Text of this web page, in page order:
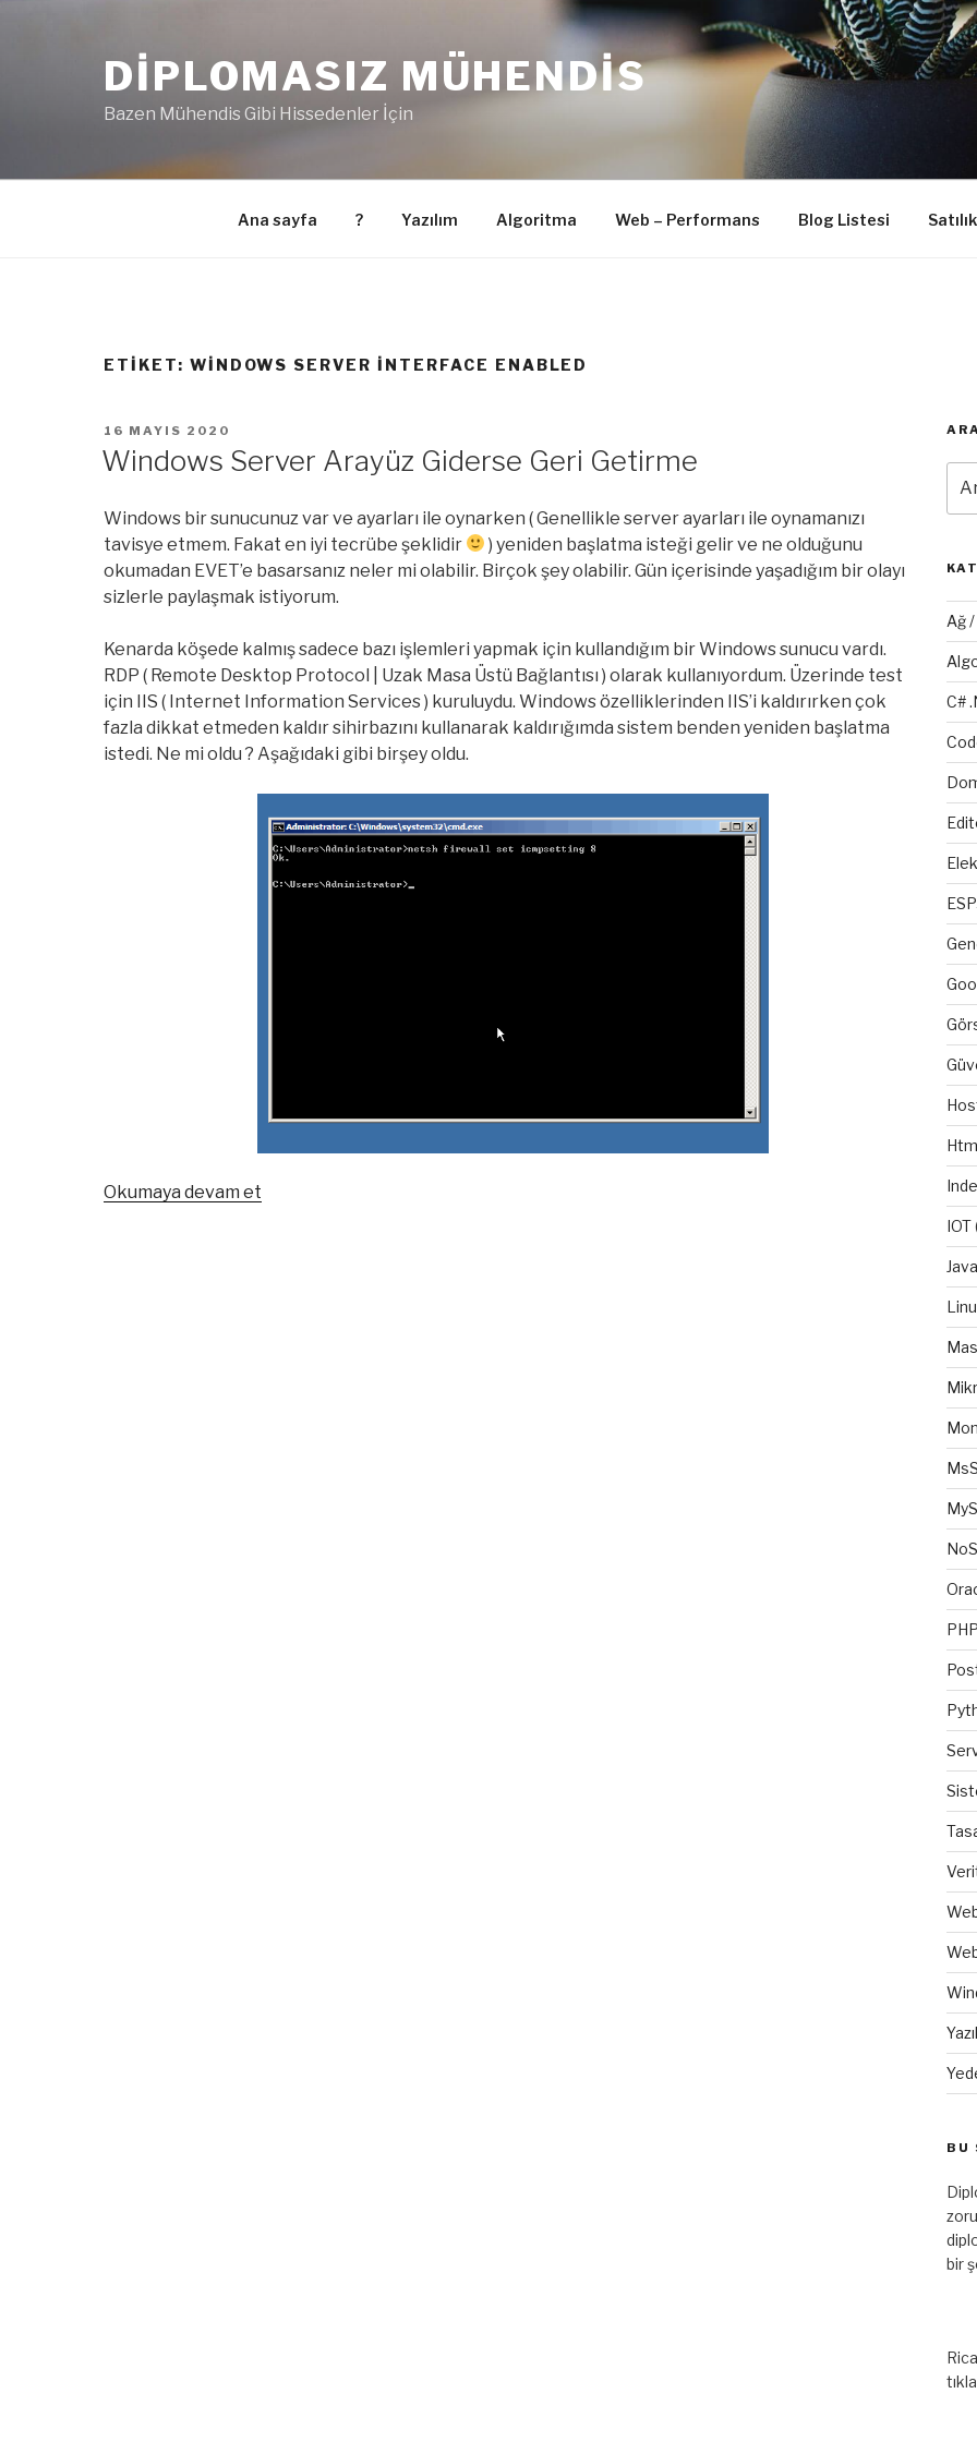
DIPLOMASIZ MÜHENDIS
Bazen Mühendis Gibi Hissedenler İçin
Ana sayfa ? Yazılım Algoritma Web – Performans Blog Listesi
ETIKET: WINDOWS SERVER INTERFACE ENABLED
YAYIM
16 MAYIS 2020
Windows Server Arayüz Giderse Geri Getirme
Windows bir sunucunuz var ve ayarları ile oynarken ( Genellikle server ayarları ile oynamanızı
tavisye etmem. Fakat en iyi tecrübe şeklidir
) yeniden başlatma isteği gelir ve ne olduğunu
okumadan EVET’e basarsanız neler mi olabilir. Birçok şey olabilir. Gün içerisinde yaşadığım bir olayı
sizlerle paylaşmak istiyorum.
Kenarda köşede kalmış sadece bazı işlemleri yapmak için kullandığım bir Windows sunucu vardı.
RDP ( Remote Desktop Protocol | Uzak Masa Üstü Bağlantısı ) olarak kullanıyordum. Üzerinde test
için IIS ( Internet Information Services ) kuruluydu. Windows özelliklerinden IIS’i kaldırırken çok
fazla dikkat etmeden kaldır sihirbazını kullanarak kaldırığımda sistem benden yeniden başlatma
istedi. Ne mi oldu ? Aşağıdaki gibi birşey oldu.
Okumaya devam et
Ağ
C#
IOT
BU
bir